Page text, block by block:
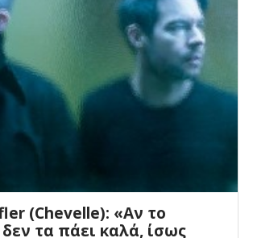
(Chevelle): «Αν το
τα πάει καλά, ίσως